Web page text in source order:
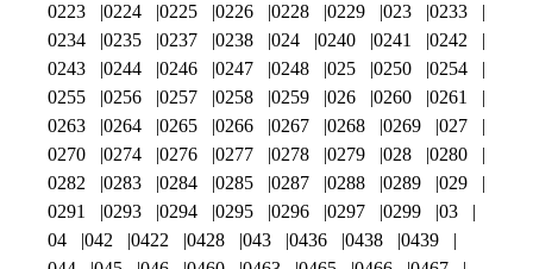
0223
0224 0225 0226 0228 0229 023
0233
0234
0235 0237 0238 024 0240 0241
0242
0243
0244 0246 0247 0248 025 0250
0254
0255
0256 0257 0258 0259 026 0260
0261
0263
0264 0265 0266 0267 0268 0269
027
0270
0274 0276 0277 0278 0279 028
0280
0282
0283 0284 0285 0287 0288 0289
029
0291
0293 0294 0295 0296 0297 0299
03
04
042 0422 0428 043 0436 0438
0439